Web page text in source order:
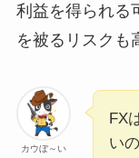
利益を得られる
を被るリスクも
カウぼ～い
FX
い